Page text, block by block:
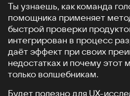
Ты узнаешь, как команда
помощника применяет
быстрой проверки
интегрирован в процесс
даёт эффект при своих
недостатках и почему этот
только волшебникам.
Будет полезно для UX-